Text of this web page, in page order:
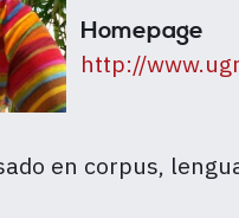
Homepage
http://
en corpus,